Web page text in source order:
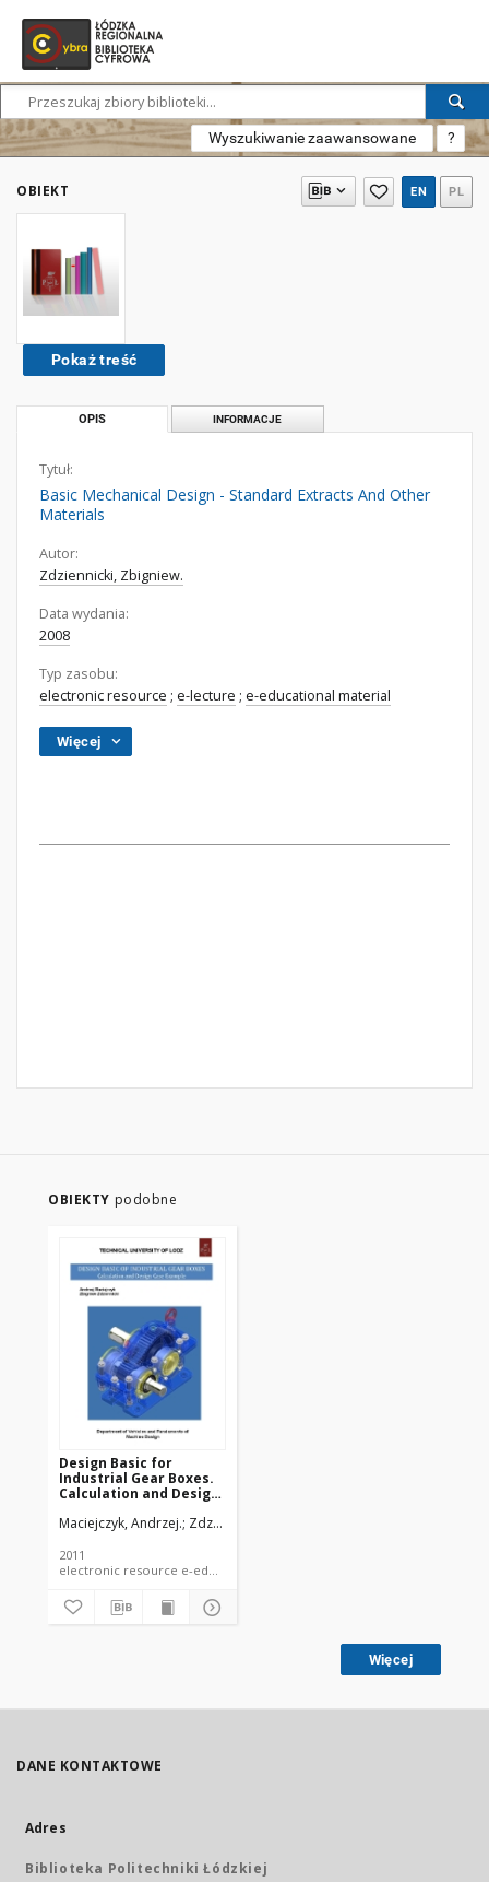
Wyszukiwanie zaawansowane ?
OBIEKT EN PL
Pokaż treść
OPIS INFORMACJE
Tytuł:
Basic Mechanical Design - Standard Extracts And Other
Materials
Autor:
Zdziennicki, Zbigniew.
Data wydania:
2008
Typ zasobu:
electronic resource ; e-lecture ; e-educational material
Więcej
OBIEKTY podobne
Design Basic for
Industrial Gear Boxes.
Calculation and Design
materiały do wykładów
Maciejczyk, Andrzej. Zdziennicki, Zbigniew.
2011
electronic resource e-educational material
Więcej
DANE KONTAKTOWE
Adres
Biblioteka Politechniki Łódzkiej